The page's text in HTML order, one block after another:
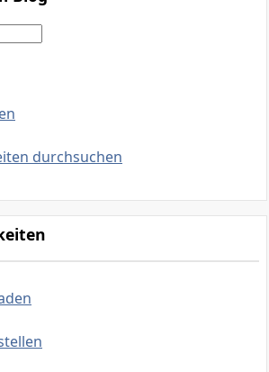
durchsuchen